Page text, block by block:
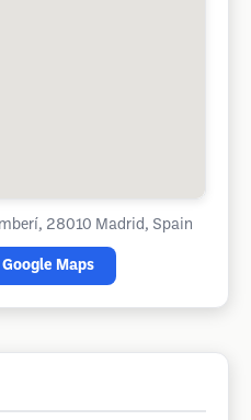
28010 Madrid, Spain
Maps